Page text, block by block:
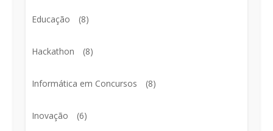
Educação (8)
Hackathon (8)
Informática em Concursos (8)
Inovação (6)